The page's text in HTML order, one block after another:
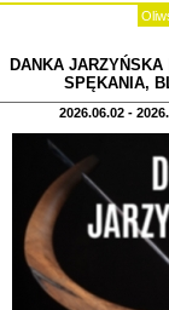
DANKA JARZYŃSKA
SPĘKANIA,
2026.06.02 -